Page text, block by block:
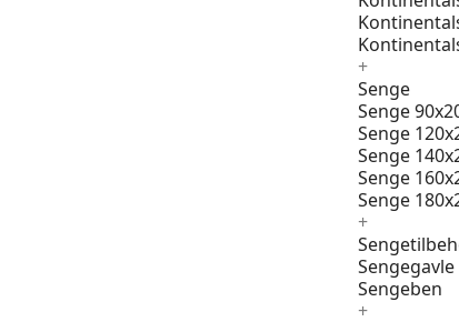
+
Senge
Senge
Senge
Senge
Senge
Senge
+
Sengegavle
Sengeben
+